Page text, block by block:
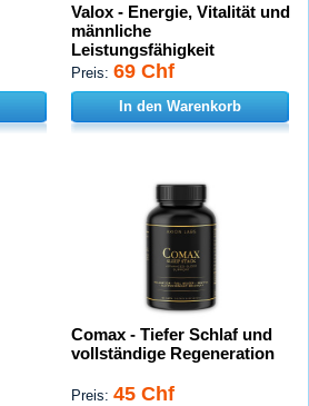
Valox - Energie, Vitalität und
männliche
Leistungsfähigkeit
Preis: 69 Chf
In den Warenkorb
Comax - Tiefer Schlaf und
vollständige Regeneration
Preis: 45 Chf